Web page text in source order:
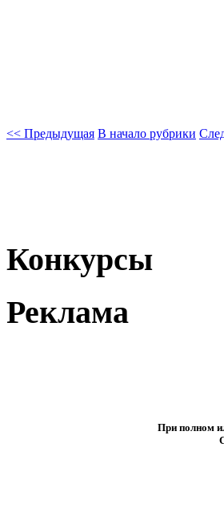
<< Предыдущая В начало рубрики
Конкурсы
Реклама
При полном